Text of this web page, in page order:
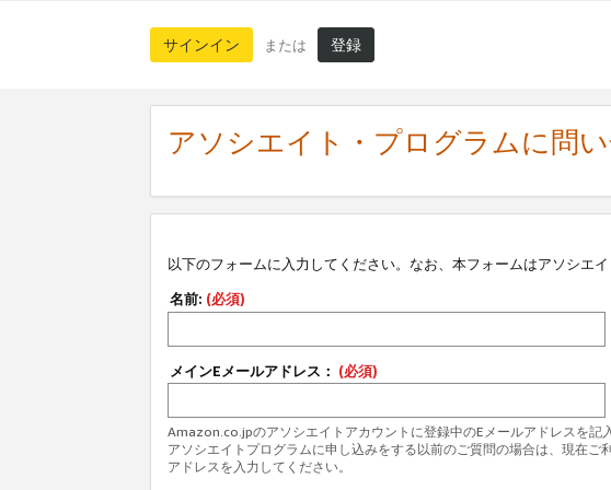
サインイン または 登録
アソシエイト・プログラムに問
以下のフォームに入力してください。なお、本フォームはアソシエ
名前: (必須)
メインEメールアドレス： (必須)
Amazon.co.jpのアソシエイトアカウントに登録中のEメールアドレスを記
アソシエイトプログラムに申し込みをする以前のご質問の場合は、現在ご
アドレスを入力してください。